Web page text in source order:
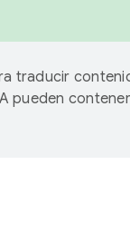
traducir
pueden contener